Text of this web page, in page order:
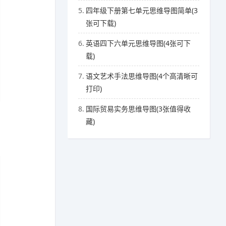
5. 四年级下册第七单元思维导图简单(3
张可下载)
6. 英语四下六单元思维导图(4张可下
载)
7. 语文艺术手法思维导图(4个高清晰可
打印)
8. 国际贸易实务思维导图(3张值得收
藏)